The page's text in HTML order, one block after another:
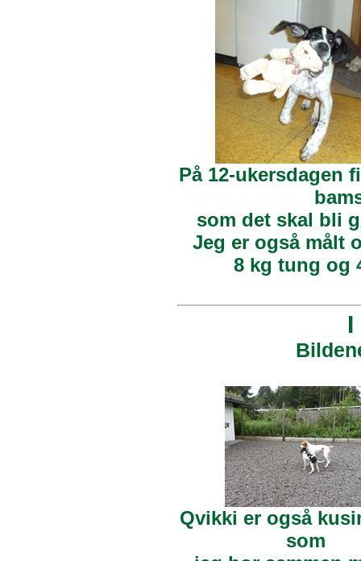
På 12-ukersdagen
som det skal bli
Jeg er også målt
8 kg tung og
I
Qvikki er også
som